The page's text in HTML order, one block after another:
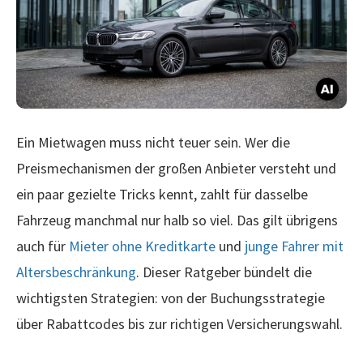
Ein Mietwagen muss nicht teuer sein. Wer die
Preismechanismen der großen Anbieter versteht und
ein paar gezielte Tricks kennt, zahlt für dasselbe
Fahrzeug manchmal nur halb so viel. Das gilt übrigens
auch für Mieter ohne Kreditkarte und junge Fahrer mit
Altersbeschränkung. Dieser Ratgeber bündelt die
wichtigsten Strategien: von der Buchungsstrategie
über Rabattcodes bis zur richtigen Versicherungswahl.